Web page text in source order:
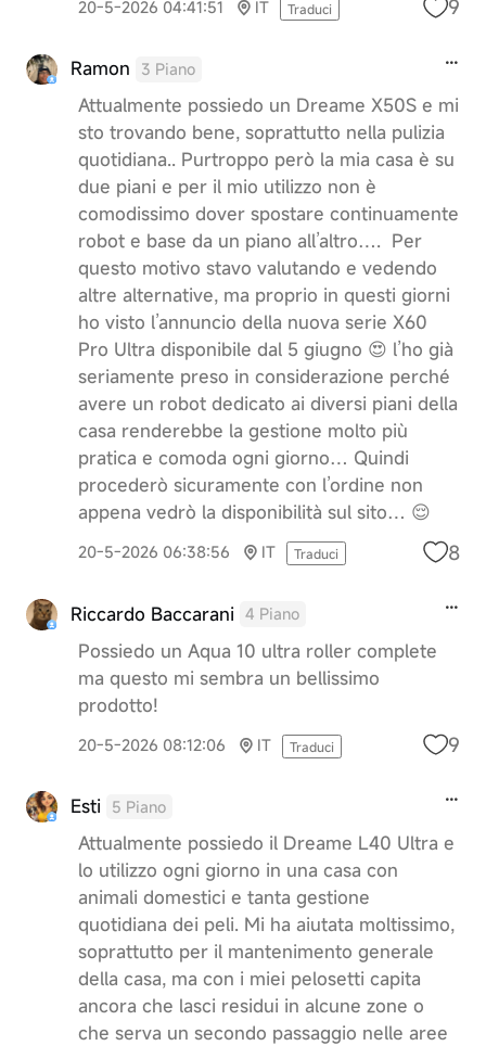
20-5-2026 04:41:51 IT Traduci 9
Ramon 3 Piano
Attualmente possiedo un Dreame X50S e mi
sto trovando bene, soprattutto nella pulizia
quotidiana.. Purtroppo però la mia casa è su
due piani e per il mio utilizzo non è
comodissimo dover spostare continuamente
robot e base da un piano all’altro…. Per
questo motivo stavo valutando e vedendo
altre alternative, ma proprio in questi giorni
ho visto l’annuncio della nuova serie X60
Pro Ultra disponibile dal 5 giugno 😍 l’ho già
seriamente preso in considerazione perché
avere un robot dedicato ai diversi piani della
casa renderebbe la gestione molto più
pratica e comoda ogni giorno… Quindi
procederò sicuramente con l’ordine non
appena vedrò la disponibilità sul sito… 😌
20-5-2026 06:38:56 IT Traduci 8
Riccardo Baccarani 4 Piano
Possiedo un Aqua 10 ultra roller complete
ma questo mi sembra un bellissimo
prodotto!
20-5-2026 08:12:06 IT Traduci 9
Esti 5 Piano
Attualmente possiedo il Dreame L40 Ultra e
lo utilizzo ogni giorno in una casa con
animali domestici e tanta gestione
quotidiana dei peli. Mi ha aiutata moltissimo,
soprattutto per il mantenimento generale
della casa, ma con i miei pelosetti capita
ancora che lasci residui in alcune zone o
che serva un secondo passaggio nelle aree